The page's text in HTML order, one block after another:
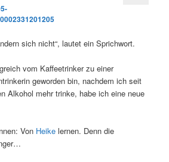
sich nicht“, lautet ein Sprichwort.
vom Kaffeetrinker zu einer
geworden bin, nachdem ich seit
Alkohol mehr trinke, habe ich eine neue
Von Heike lernen. Denn die